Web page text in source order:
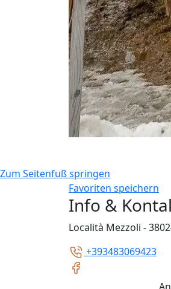
Zum Seitenfuß springen
Favoriten speichern
Info &
Località Mezzoli -
+393483069423